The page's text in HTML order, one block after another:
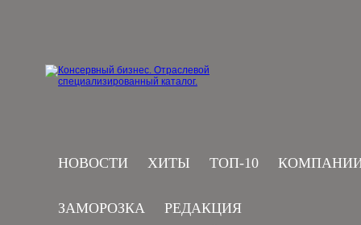
НОВОСТИ ХИТЫ ТОП-10
ЗАМОРОЗКА РЕДАКЦИЯ